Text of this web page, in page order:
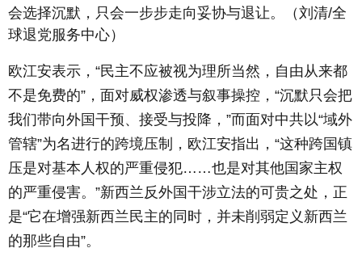
会选择沉默，只会一步步走向妥协与退让。（刘清/全
球退党服务中心）
欧江安表示，“民主不应被视为理所当然，自由从来都
不是免费的”，面对威权渗透与叙事操控，“沉默只会把
我们带向外国干预、接受与投降，”而面对中共以“域外
管辖”为名进行的跨境压制，欧江安指出，“这种跨国镇
压是对基本人权的严重侵犯……也是对其他国家主权
的严重侵害。”新西兰反外国干涉立法的可贵之处，正
是“它在增强新西兰民主的同时，并未削弱定义新西兰
的那些自由”。